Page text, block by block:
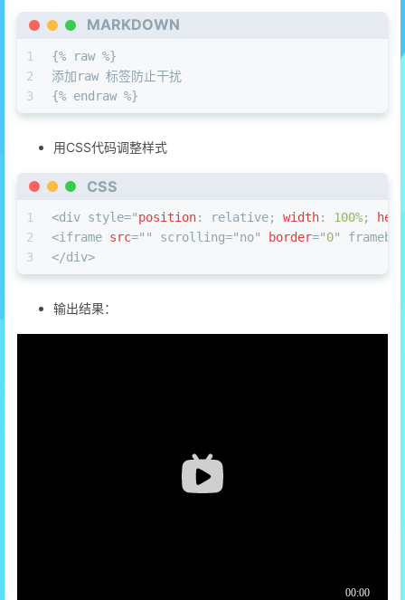
MARKDOWN
1
2
3
{% raw %}
添加raw 标签防止干扰
{% endraw %}
用CSS代码调整样式
CSS
1
2
3
<div style="position: relative; width: 100%;
<iframe src="" scrolling="no" border="0"
</div>
输出结果：